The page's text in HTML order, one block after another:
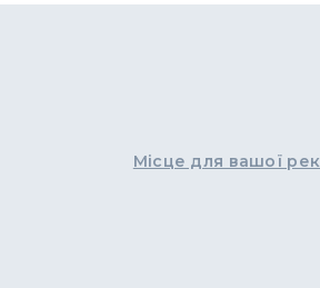
Місце для вашої